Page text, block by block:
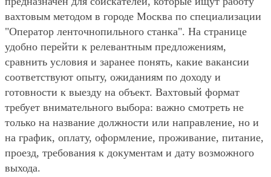
вахтовым методом в городе Москва по специализации
"Оператор ленточнопильного станка". На странице
удобно перейти к релевантным предложениям,
сравнить условия и заранее понять, какие вакансии
соответствуют опыту, ожиданиям по доходу и
готовности к выезду на объект. Вахтовый формат
требует внимательного выбора: важно смотреть не
только на название должности или направление, но и
на график, оплату, оформление, проживание, питание,
проезд, требования к документам и дату возможного
выхода.